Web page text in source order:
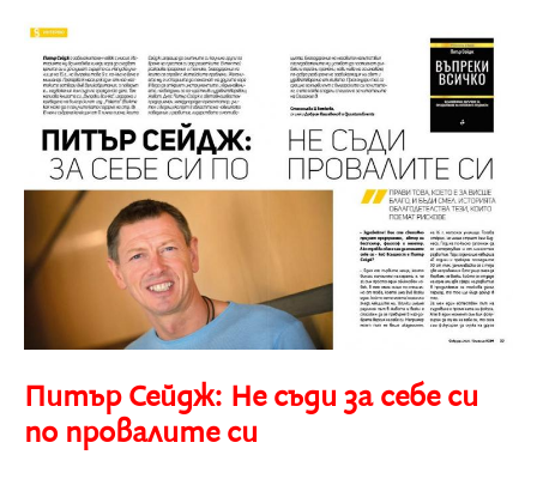
Питър Сейдж: Не съди за себе си
по провалите си